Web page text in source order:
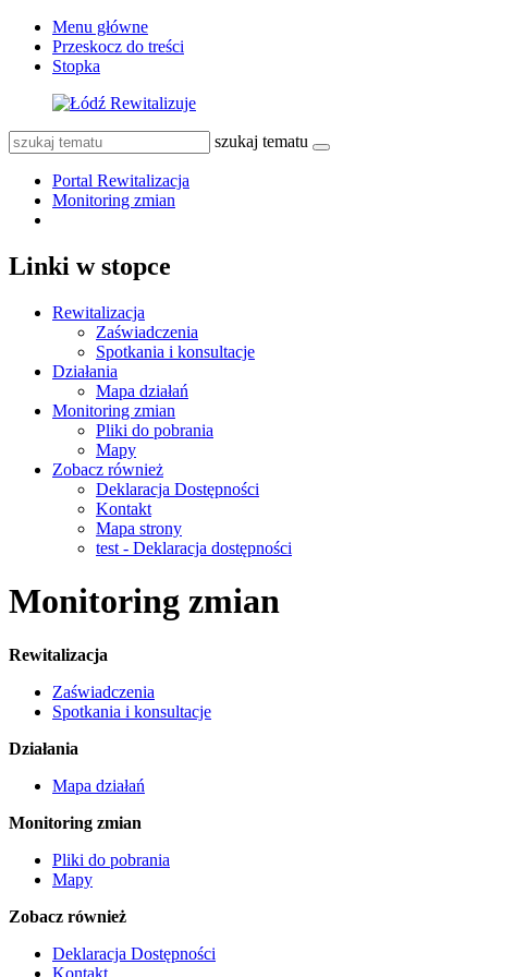
Menu główne
Przeskocz do treści
Stopka
szukaj tematu
Portal Rewitalizacja
Monitoring zmian
Linki w stopce
Rewitalizacja
Zaświadczenia
Spotkania i konsultacje
Działania
Mapa działań
Monitoring zmian
Pliki do pobrania
Mapy
Zobacz również
Deklaracja Dostępności
Kontakt
Mapa strony
test - Deklaracja dostępności
Monitoring zmian
Rewitalizacja
Zaświadczenia
Spotkania i konsultacje
Działania
Mapa działań
Monitoring zmian
Pliki do pobrania
Mapy
Zobacz również
Deklaracja Dostępności
Kontakt